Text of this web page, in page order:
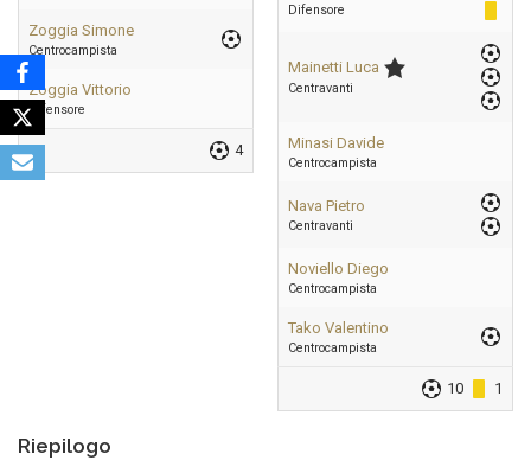
Zoggia Simone
Centrocampista
Zoggia Vittorio
Difensore
4
Difensore
Mainetti Luca
Centravanti
Minasi Davide
Centrocampista
Nava Pietro
Centravanti
Noviello Diego
Centrocampista
Tako Valentino
Centrocampista
10 1
Riepilogo